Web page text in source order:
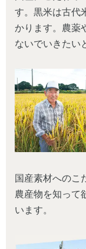
す。黒米は古代
かります。農薬
ないでいきたい
国産素材へのこ
農産物を知って
います。